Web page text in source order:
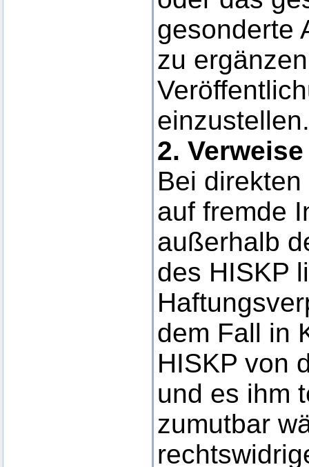
gesonderte
zu
einzustellen.
2.
Bei
auf fremde
außerhalb
des HISKP
dem Fall in
HISKP von
und es ihm
zumutbar